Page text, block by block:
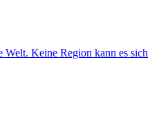
Welt. Keine Region kann es sich